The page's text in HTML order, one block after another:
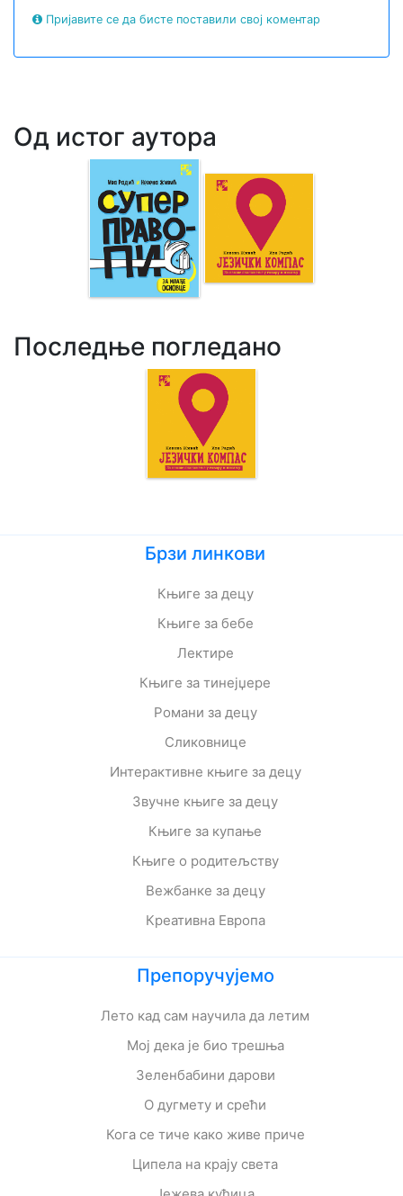
Пријавите се да бисте поставили свој коментар
Од истог аутора
Последње погледано
Брзи линкови
Књиге за децу
Књиге за бебе
Лектире
Књиге за тинејџере
Романи за децу
Сликовнице
Интерактивне књиге за децу
Звучне књиге за децу
Књиге за купање
Књиге о родитељству
Вежбанке за децу
Креативна Европа
Препоручујемо
Лето кад сам научила да летим
Мој дека је био трешња
Зеленбабини дарови
О дугмету и срећи
Кога се тиче како живе приче
Ципела на крају света